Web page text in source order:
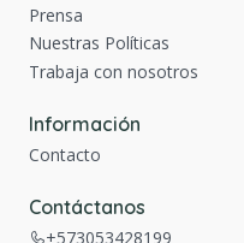
Prensa
Nuestras Políticas
Trabaja con nosotros
Información
Contacto
Contáctanos
+573053428199